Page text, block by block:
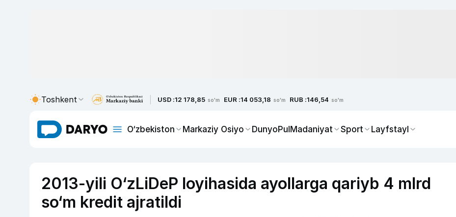
Toshkent USD :12 178,85 so'm EUR :14 053,18 so'm RUB :146,54 so'm
O‘zbekiston Markaziy Osiyo DunyoPulMadaniyat Sport Layfstayl
2013-yili O‘zLiDeP loyihasida ayollarga qariyb 4 mlrd
so‘m kredit ajratildi